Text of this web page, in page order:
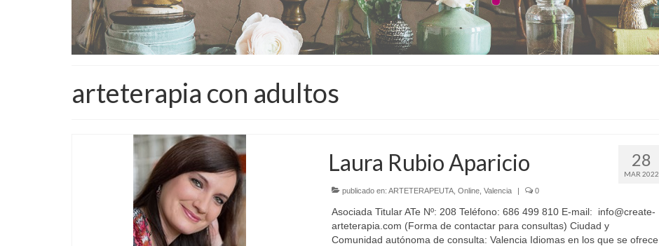
arteterapia con adultos
28
MAR 2022
Laura Rubio Aparicio
publicado en: ARTETERAPEUTA, Online, Valencia | 0
Asociada Titular ATe Nº: 208 Teléfono: 686 499 810 E-mail: info@create-
arteterapia.com (Forma de contactar para consultas) Ciudad y
Comunidad autónoma de consulta: Valencia Idiomas en los que se ofrece